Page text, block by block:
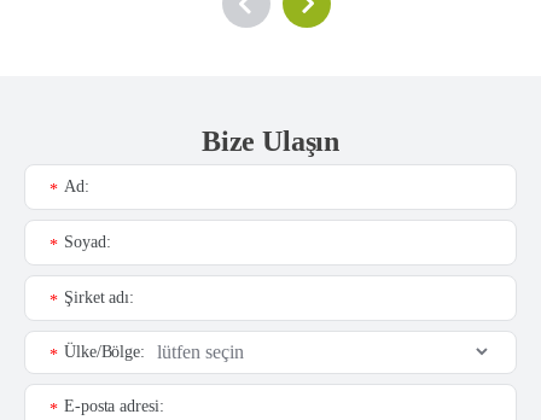
Bize Ulaşın
Ad:
*
Soyad:
*
Şirket adı:
*
Ülke/Bölge:
*
E-posta adresi:
*